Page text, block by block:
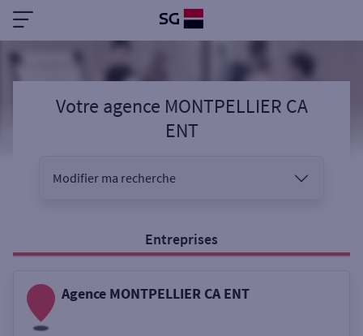
Votre agence MONTPELLIER CA
ENT
Modifier ma recherche
Sélectionnez votre recherche
Entreprises
Agence MONTPELLIER CA ENT